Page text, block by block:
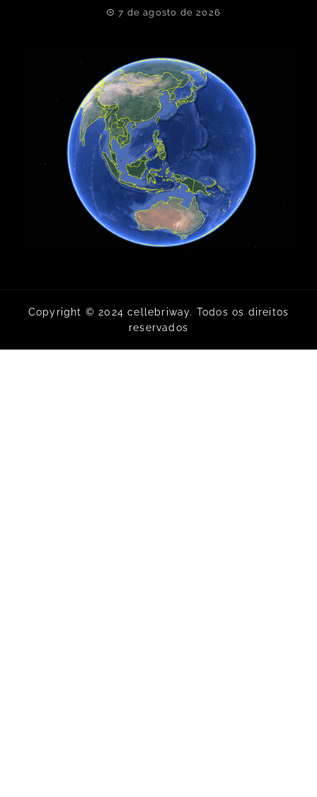
7 de agosto de 2026
Copyright © 2024 cellebriway. Todos os direitos
reservados